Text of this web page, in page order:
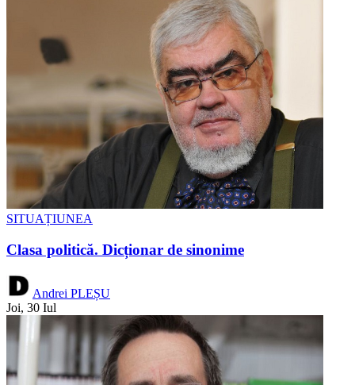
SITUAȚIUNEA
Clasa politică. Dicționar de sinonime
Andrei PLEȘU
Joi, 30 Iul